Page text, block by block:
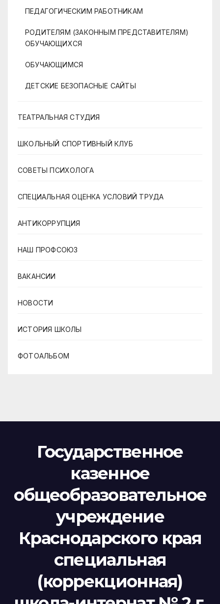
ПЕДАГОГИЧЕСКИМ РАБОТНИКАМ
РОДИТЕЛЯМ (ЗАКОННЫМ ПРЕДСТАВИТЕЛЯМ)
ОБУЧАЮЩИХСЯ
ОБУЧАЮЩИМСЯ
ДЕТСКИЕ БЕЗОПАСНЫЕ САЙТЫ
ТЕАТРАЛЬНАЯ СТУДИЯ
ШКОЛЬНЫЙ СПОРТИВНЫЙ КЛУБ
СОВЕТЫ ПСИХОЛОГА
СПЕЦИАЛЬНАЯ ОЦЕНКА УСЛОВИЙ ТРУДА
АНТИКОРРУПЦИЯ
НАШ ПРОФСОЮЗ
ВАКАНСИИ
НОВОСТИ
ИСТОРИЯ ШКОЛЫ
ФОТОАЛЬБОМ
Государственное
казенное
общеобразовательное
учреждение
Краснодарского края
специальная
(коррекционная)